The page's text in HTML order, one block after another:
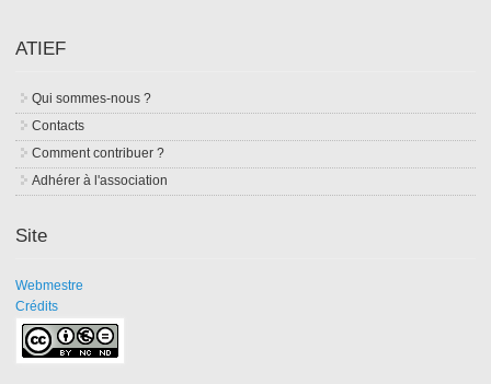
ATIEF
Qui sommes-nous ?
Contacts
Comment contribuer ?
Adhérer à l'association
Site
Webmestre
Crédits